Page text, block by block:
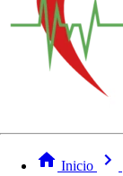
Inicio